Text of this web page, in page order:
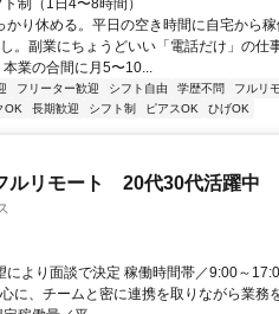
制（1日4〜8時間）
り休める。平日の空き時間に自宅から
。副業にちょうどいい「電話だけ」の仕
業の合間に月5〜10...
フリーター歓迎 シフト自由 学歴不問 フルリ
OK 長期歓迎 シフト制 ピアスOK ひげOK
ルリモート 20代30代活躍中
により面談で決定 稼働時間帯／9:00～
に、チームと密に連携を取りながら業務